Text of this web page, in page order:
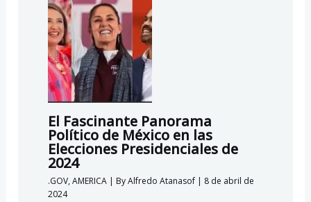
El Fascinante Panorama
Político de México en las
Elecciones Presidenciales de
2024
.GOV,AMERICA| ByAlfredo Atanasof | 8 de abril de
2024